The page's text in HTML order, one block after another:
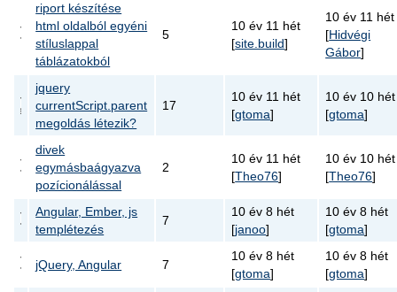
riport készítése
html oldalból egyéni
stíluslappal
táblázatokból
5
10 év 11 hét
[site.build]
10 év 11 hét
[Hidvégi
Gábor]
jquery
currentScript.parent
megoldás létezik?
17
10 év 11 hét
[gtoma]
10 év 10 hét
[gtoma]
divek
egymásbaágyazva
pozícionálással
2
10 év 11 hét
[Theo76]
10 év 10 hét
[Theo76]
Angular, Ember, js
templétezés
7
10 év 8 hét
[janoo]
10 év 8 hét
[gtoma]
jQuery, Angular 7
10 év 8 hét
[gtoma]
10 év 8 hét
[gtoma]